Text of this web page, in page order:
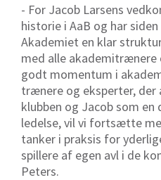
- For Jacob Larsens
historie i AaB og har
Akademiet en klar
med alle akademitrænere
godt momentum i
trænere og eksperter, der
klubben og Jacob som
ledelse, vil vi fortsætte
tanker i praksis for
spillere af egen avl i de
Peters.